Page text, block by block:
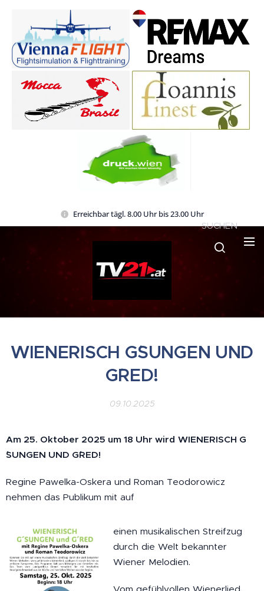
Erreichbar tägl. 8.00 Uhr bis 23.00 Uhr
SUCHEN
WIENERISCH G´SUNGEN UND
G´RED!
09.10.2025
Am 25. Oktober 2025 um 18 Uhr wird WIENERISCH G
´SUNGEN UND G´RED!
Regine Pawelka-Oskera und Roman Teodorowicz
nehmen das Publikum mit auf
einen musikalischen Streifzug
durch die Welt bekannter
Wiener Melodien.